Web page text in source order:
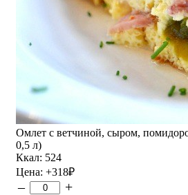
Омлет с ветчиной, сыром,
0,5 л)
Ккал: 524
Цена: +318₽
– +